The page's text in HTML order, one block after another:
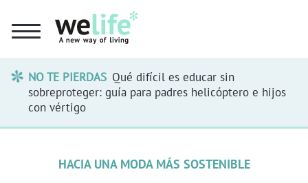
NO TE PIERDAS Qué difícil es educar sin
sobreproteger: guía para padres helicóptero e hijos
con vértigo
HACIA UNA MODA MÁS SOSTENIBLE